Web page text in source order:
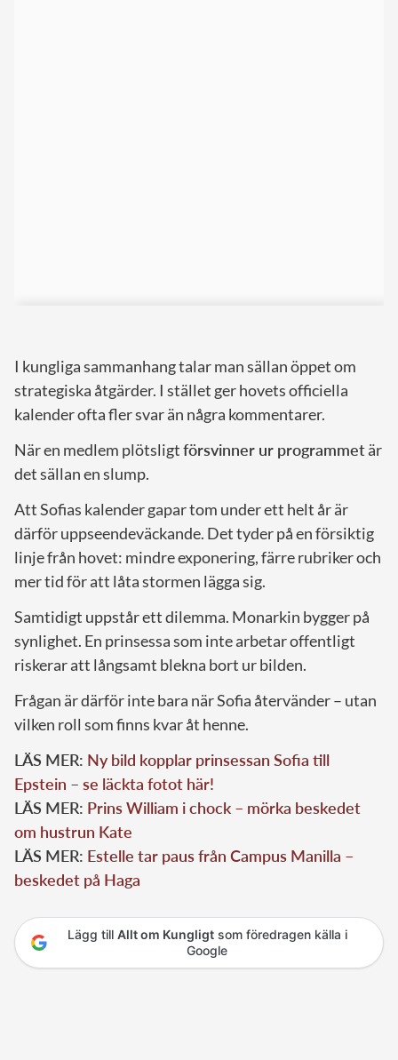
I kungliga sammanhang talar man sällan öppet om
strategiska åtgärder. I stället ger hovets officiella
kalender ofta fler svar än några kommentarer.
När en medlem plötsligtförsvinner ur programmetär
det sällan en slump.
Att Sofias kalender gapar tom under ett helt år är
därför uppseendeväckande. Det tyder på en försiktig
linje från hovet: mindre exponering, färre rubriker och
mer tid för att låta stormen lägga sig.
Samtidigt uppstår ett dilemma. Monarkin bygger på
synlighet. En prinsessa som inte arbetar offentligt
riskerar att långsamt blekna bort ur bilden.
Frågan är därför inte bara när Sofia återvänder – utan
vilken roll som finns kvar åt henne.
LÄS MER: Ny bild kopplar prinsessan Sofia till
Epstein – se läckta fotot här!
LÄS MER: Prins William i chock – mörka beskedet
om hustrun Kate
LÄS MER: Estelle tar paus från Campus Manilla –
beskedet på Haga
Lägg till Allt om Kungligtsom föredragen källa i
Google